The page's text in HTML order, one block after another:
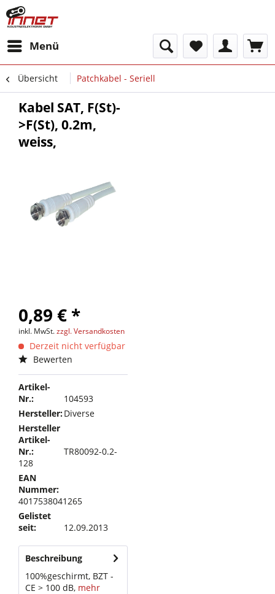
Menü
Übersicht Patchkabel - Seriell
Kabel SAT, F(St)-
>F(St), 0.2m,
weiss,
0,89 € *
inkl. MwSt.zzgl. Versandkosten
Derzeit nicht verfügbar
Bewerten
Artikel-
Nr.:
104593
Hersteller:Diverse
Hersteller
Artikel-
Nr.:
TR80092-0.2-
128
EAN
Nummer:
4017538041265
Gelistet
seit:
12.09.2013
Beschreibung
100%geschirmt, BZT -
CE > 100 dB, mehr